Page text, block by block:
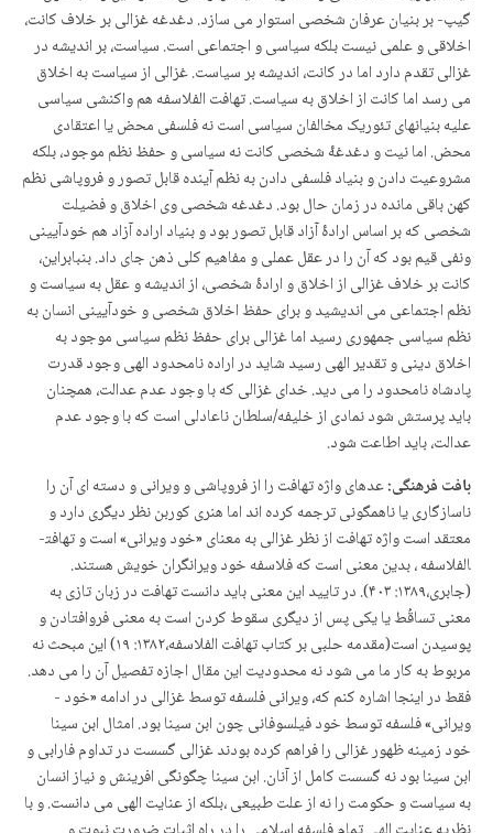
گیپ- بر بنیان عرفان شخصی استوار می سازد. دغدغه غزالی بر خلاف کانت،
اخلاقی و علمی نیست بلکه سیاسی و اجتماعی است. سیاست، بر اندیشه در
غزالی تقدم دارد اما در کانت، اندیشه بر سیاست. غزالی از سیاست به اخلاق
می رسد اما کانت از اخلاق به سیاست. تهافت الفلاسفه هم واکنشی سیاسی
علیه بنیانهای تئوریک مخالفان سیاسی است نه فلسفی محض یا اعتقادی
محض. اما نیت و دغدغۀ شخصی کانت نه سیاسی و حفظ نظم موجود، بلکه
مشروعیت دادن و بنیاد فلسفی دادن به نظم آینده قابل تصور و فروپاشی نظم
کهن باقی مانده در زمان حال بود. دغدغه شخصی وی اخلاق و فضیلت
شخصی که بر اساس ارادۀ آزاد قابل تصور بود و بنیاد اراده آزاد هم خودآیینی
ونفی قیم بود که آن را در عقل عملی و مفاهیم کلی ذهن جای داد. بنبابراین،
کانت بر خلاف غزالی از اخلاق و ارادۀ شخصی، از اندیشه و عقل به سیاست و
نظم اجتماعی می اندیشید و برای حفظ اخلاق شخصی و خودآیینی انسان به
نظم سیاسی جمهوری رسید اما غزالی برای حفظ نظم سیاسی موجود به
اخلاق دینی و تقدیر الهی رسید شاید در اراده نامحدود الهی وجود قدرت
پادشاه نامحدود را می دید. خدای غزالی که با وجود عدم عدالت، همچنان
باید پرستش شود نمادی از خلیفه/سلطان ناعادلی است که با وجود عدم
عدالت، باید اطاعت شود.
بافت فرهنگی:عده­ای واژه تهافت را از فروپاشی و ویرانی و دسته ای آن را
ناسازگاری یا ناهمگونی ترجمه کرده اند اما هنری کوربن نظر دیگری دارد و
معتقد است واژه تهافت از نظر غزالی به معنای «خود ویرانی» است و تهافت­
الفلاسفه ، بدین معنی است که فلاسفه خود ویرانگران خویش هستند.
(جابری،۱۳۸۹: ۴۰۳). در تایید این معنی باید دانست تهافت در زبان تازی به
معنی تساقُط یا یکی پس از دیگری سقوط کردن است به معنی فروافتادن و
پوسیدن است(مقدمه حلبی بر کتاب تهافت الفلاسفه،۱۳۸۲: ۱۹) این مبحث نه
مربوط به کار ما می شود نه محدودیت این مقال اجازه تفصیل آن را می دهد.
فقط در اینجا اشاره کنم که، ویرانی فلسفه توسط غزالی در ادامه «خود ­
ویرانی» فلسفه توسط خود فیلسوفانی چون ابن سینا بود. امثال ابن سینا
خود زمینه ظهور غزالی را فراهم کرده بودند غزالی گسست در تداوم فارابی و
ابن سینا بود نه گسست کامل از آنان. ابن سینا چگونگی افرینش و نیاز انسان
به سیاست و حکومت را نه از علت طبیعی ،بلکه از عنایت الهی می دانست. و با